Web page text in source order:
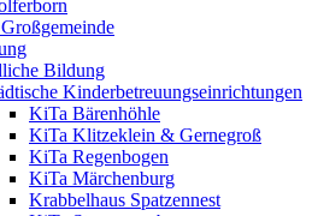
Bildung
Kinderbetreuungseinrichtungen
KiTa Bärenhöhle
KiTa Klitzeklein & Gernegroß
KiTa Regenbogen
KiTa Märchenburg
Krabbelhaus Spatzennest